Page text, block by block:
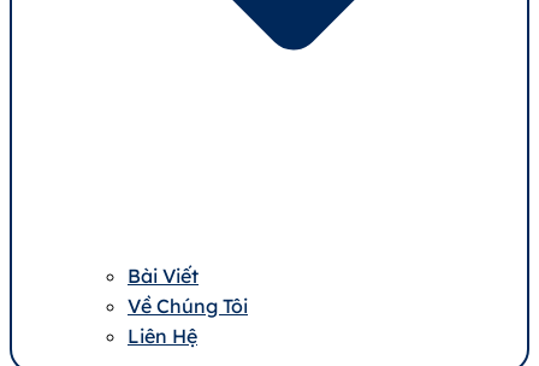
Bài Viết
Về Chúng Tôi
Liên Hệ